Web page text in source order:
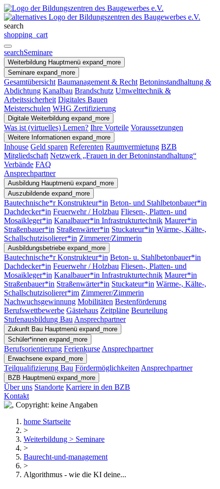
search
shopping_cart
searchSeminare
Weiterbildung Hauptmenü expand_more
Seminare expand_more
Gesamtübersicht Baumanagement & Recht Betoninstandhaltung &
Abdichtung Kanalbau Brandschutz Umwelttechnik &
Arbeitssicherheit Digitales Bauen
Meisterschulen WHG Zertifizierung
Digitale Weiterbildung expand_more
Was ist (virtuelles) Lernen? Ihre Vorteile Voraussetzungen
Weitere Informationen expand_more
Inhouse Geld sparen Referenten Raumvermietung BZB
Mitgliedschaft Netzwerk „Frauen in der Betoninstandhaltung“
Verbände FAQ
Ansprechpartner
Ausbildung Hauptmenü expand_more
Auszubildende expand_more
Bautechnische*r Konstrukteur*in Beton- und Stahlbetonbauer*in
Dachdecker*in Feuerwehr / Holzbau Fliesen-, Platten- und
Mosaikleger*in Kanalbauer*in Infrastrukturtechnik Maurer*in
Straßenbauer*in Straßenwärter*in Stuckateur*in Wärme-, Kälte-,
Schallschutzisolierer*in Zimmerer/Zimmerin
Ausbildungsbetriebe expand_more
Bautechnische*r Konstrukteur*in Beton- u. Stahlbetonbauer*in
Dachdecker*in Feuerwehr / Holzbau Fliesen-, Platten- und
Mosaikleger*in Kanalbauer*in Infrastrukturtechnik Maurer*in
Straßenbauer*in Straßenwärter*in Stuckateur*in Wärme-, Kälte-,
Schallschutzisolierer*im Zimmerer/Zimmerin
Nachwuchsgewinnung Mobilitäten Bestenförderung
Berufswettbewerbe Gästehaus Zeitpläne Beurteilung
Stufenausbildung Bau Ansprechpartner
Zukunft Bau Hauptmenü expand_more
Schüler*innen expand_more
Berufsorientierung Ferienkurse Ansprechpartner
Erwachsene expand_more
Teilqualifizierung Bau Fördermöglichkeiten Ansprechpartner
BZB Hauptmenü expand_more
Über uns Standorte Karriere in den BZB
Kontakt
home Startseite
>
Weiterbildung > Seminare
>
Baurecht-und-management
>
Algorithmus - wie die KI deine...